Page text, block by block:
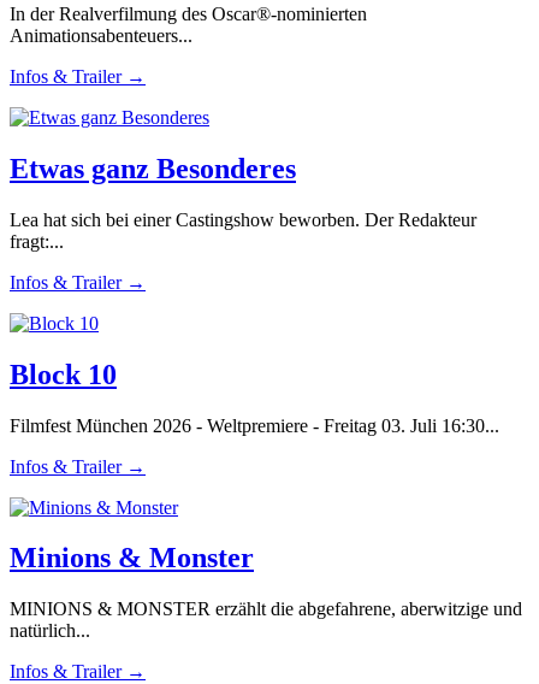
In der Realverfilmung des Oscar®-nominierten
Animationsabenteuers...
Infos & Trailer →
Etwas ganz Besonderes
Lea hat sich bei einer Castingshow beworben. Der Redakteur
fragt:...
Infos & Trailer →
Block 10
Filmfest München 2026 - Weltpremiere - Freitag 03. Juli 16:30...
Infos & Trailer →
Minions & Monster
MINIONS & MONSTER erzählt die abgefahrene, aberwitzige und
natürlich...
Infos & Trailer →